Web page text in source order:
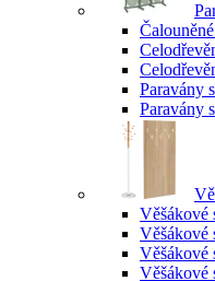
Paravány
Paravány
Věšákové
Věšákové
Věšákové
Věšákové